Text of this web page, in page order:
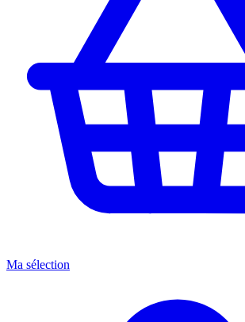
Ma sélection